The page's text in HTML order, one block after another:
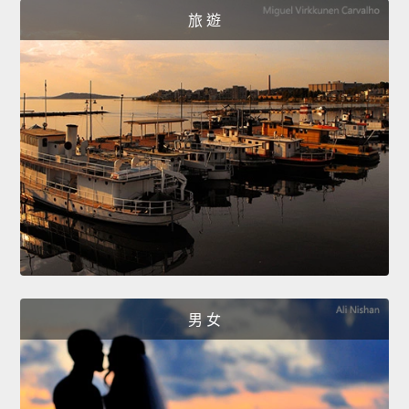
旅 遊
男 女